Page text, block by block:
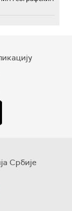
Србије